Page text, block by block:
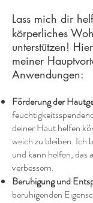
Lass mich dir
körperliches
unterstützen!
meiner
Anwendungen:
Förderung der
deiner Haut helfen
weich zu bleiben. Ich
und kann helfen, das
verbessern.
Beruhigung und
beruhigenden